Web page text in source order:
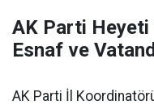
AK Parti Heyeti
Esnaf ve
AK Parti İl